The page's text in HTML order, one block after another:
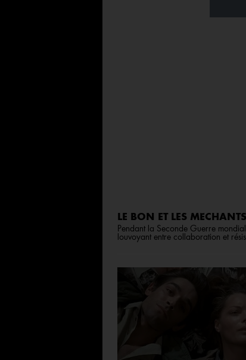
LE BON ET LES
Pendant la Seconde Guerre
louvoyant entre collaboration et